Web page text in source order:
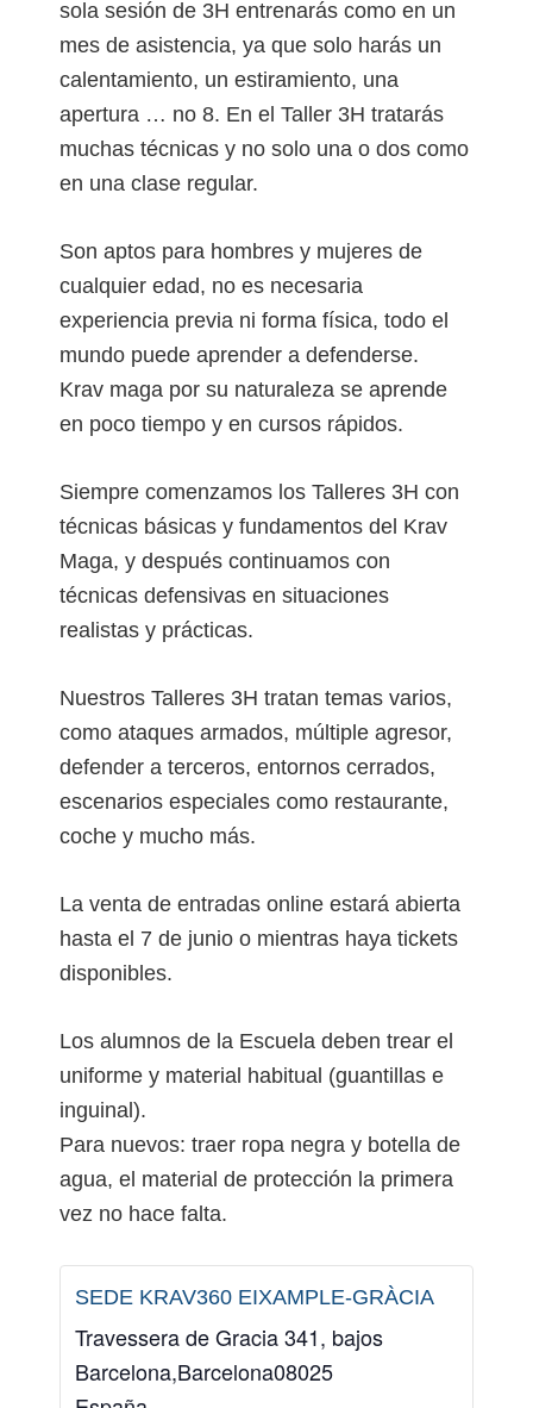
sola sesión de 3H entrenarás como en un
mes de asistencia, ya que solo harás un
calentamiento, un estiramiento, una
apertura … no 8. En el Taller 3H tratarás
muchas técnicas y no solo una o dos como
en una clase regular.
Son aptos para hombres y mujeres de
cualquier edad, no es necesaria
experiencia previa ni forma física, todo el
mundo puede aprender a defenderse.
Krav maga por su naturaleza se aprende
en poco tiempo y en cursos rápidos.
Siempre comenzamos los Talleres 3H con
técnicas básicas y fundamentos del Krav
Maga, y después continuamos con
técnicas defensivas en situaciones
realistas y prácticas.
Nuestros Talleres 3H tratan temas varios,
como ataques armados, múltiple agresor,
defender a terceros, entornos cerrados,
escenarios especiales como restaurante,
coche y mucho más.
La venta de entradas online estará abierta
hasta el 7 de junio o mientras haya tickets
disponibles.
Los alumnos de la Escuela deben trear el
uniforme y material habitual (guantillas e
inguinal).
Para nuevos: traer ropa negra y botella de
agua, el material de protección la primera
vez no hace falta.
SEDE KRAV360 EIXAMPLE-GRÀCIA
Travessera de Gracia 341, bajos
Barcelona,Barcelona08025